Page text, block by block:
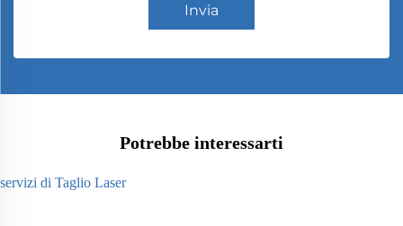
Invia
Potrebbe interessarti
servizi di Taglio Laser